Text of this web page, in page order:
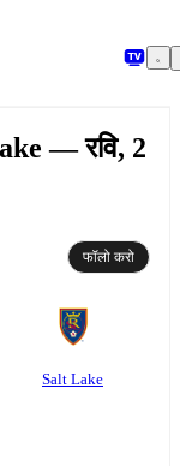
— रवि, 2
फॉलो करो
Salt Lake